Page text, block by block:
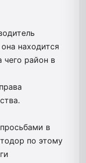
находится
чего район в
в
по этому